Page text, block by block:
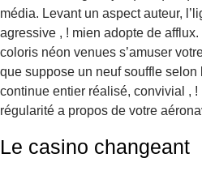
média. Levant un aspect auteur,
agressive , ! mien adopte de
coloris néon venues s’amuser
que suppose un neuf souffle
continue entier réalisé, convivial ,
régularité a propos de votre
Le casino changeant